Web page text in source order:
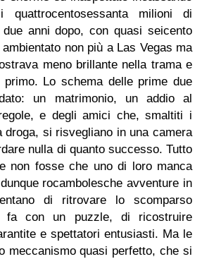
quattrocentosessanta milioni di
anni dopo, con quasi seicento
non più a Las Vegas ma
meno brillante nella trama e
Lo schema delle prime due
un matrimonio, un addio al
e degli amici che, smaltiti i
droga, si risvegliano in una camera
nulla di quanto successo. Tutto
non fosse che uno di loro manca
rocambolesche avventure in
di ritrovare lo scomparso
fa con un puzzle, di ricostruire
e spettatori entusiasti. Ma le
meccanismo quasi perfetto, che si